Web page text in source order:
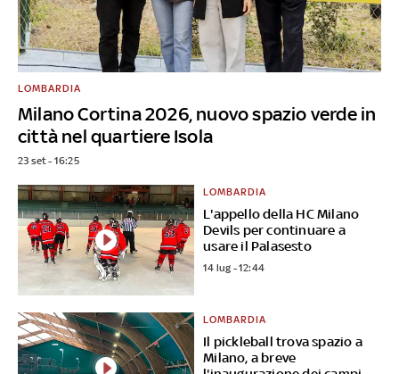
Milano Cortina 2026, nuovo spazio verde in
città nel quartiere Isola
LOMBARDIA
23 set - 16:25
L'appello della HC Milano
Devils per continuare a
usare il Palasesto
LOMBARDIA
14 lug - 12:44
Il pickleball trova spazio a
Milano, a breve
LOMBARDIA